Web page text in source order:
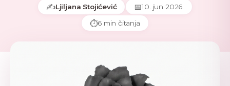
✍️Ljiljana Stojićević 📅10. jun 2026.
⏱️6 min čitanja